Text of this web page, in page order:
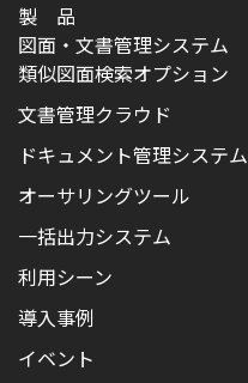
製 品
図面・文書管理システム
類似図面検索オプション
文書管理クラウド
ドキュメント管理システム
オーサリングツール
一括出力システム
利用シーン
導入事例
イベント